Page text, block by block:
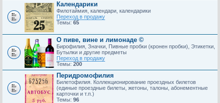
Календарики
Филотаймия, календари, календарики
Переход в продажу
Темы: 65
О пиве, вине и лимонаде ©
Бирофилия, Значки, Пивные пробки (кронен пробки), Этикетки,
Бутылки и другие предметы
Переход в продажу
Темы: 200
Перидромофилия
Билетофилия. Коллекционирование проездных билетов
(единые проездные билеты, жетоны, талоны, абонементные
карточки и т.п.)
Темы: 96